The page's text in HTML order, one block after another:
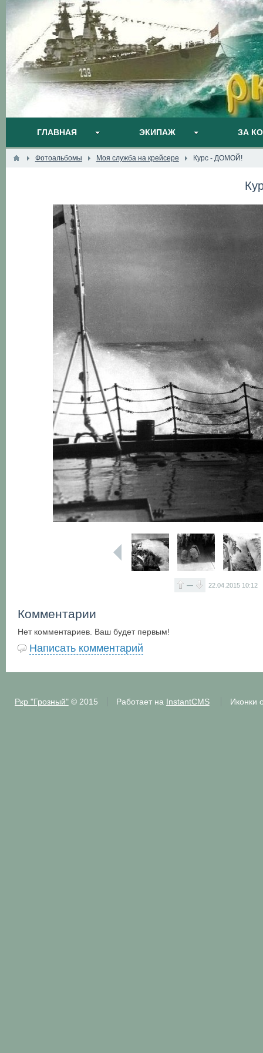
ГЛАВНАЯ ЭКИПАЖ ЗА
Фотоальбомы Моя служба на крейсере Курс - ДОМОЙ!
— 22.04.2015 10:12
Комментарии
Нет комментариев. Ваш будет первым!
Написать комментарий
Ркр "Грозный"© 2015 Работает на InstantCMS Иконки